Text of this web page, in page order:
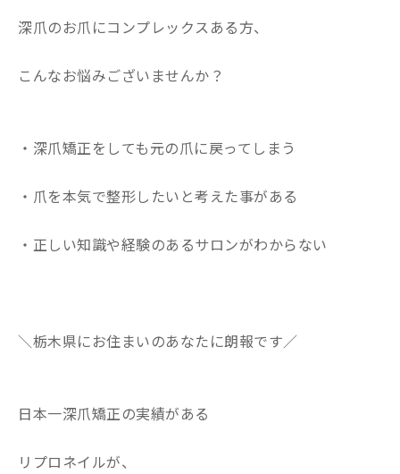
深爪のお爪にコンプレックスある方、
こんなお悩みございませんか？
・深爪矯正をしても元の爪に戻ってしまう
・爪を本気で整形したいと考えた事がある
・正しい知識や経験のあるサロンがわからない
＼栃木県にお住まいのあなたに朗報です／
日本一深爪矯正の実績がある
リプロネイルが、